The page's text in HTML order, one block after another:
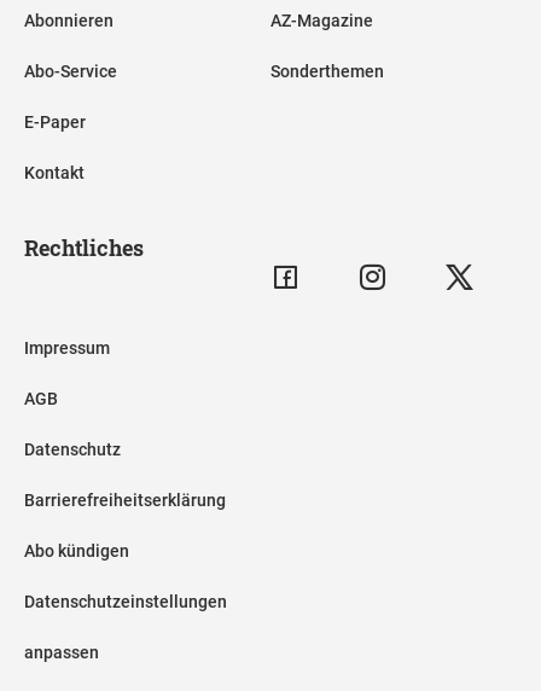
Abonnieren
Abo-Service
E-Paper
Kontakt
AZ-Magazine
Sonderthemen
Rechtliches
Impressum
AGB
Datenschutz
Barrierefreiheitserklärung
Abo kündigen
Datenschutzeinstellungen
anpassen